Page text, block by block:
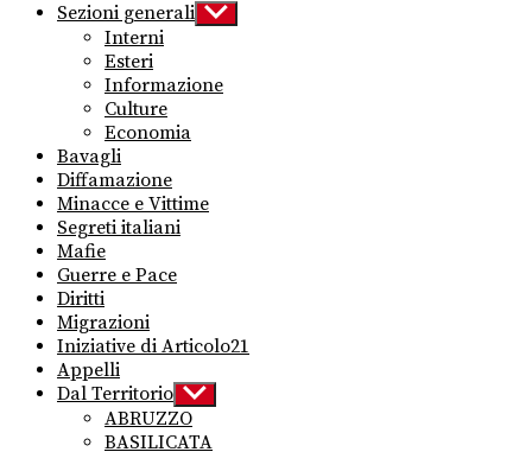
Sezioni generali Show
sub
Interni
Esteri
Informazione
Culture
Economia
Bavagli
Diffamazione
Minacce e Vittime
Segreti italiani
Mafie
Guerre e Pace
Diritti
Migrazioni
Iniziative di Articolo21
Appelli
Dal Territorio Show
sub
menu
ABRUZZO
BASILICATA